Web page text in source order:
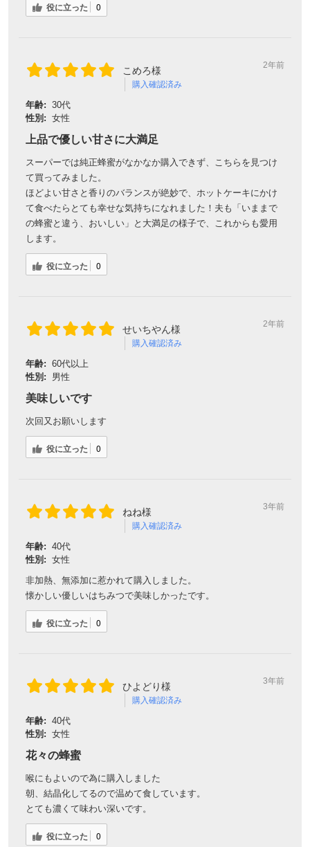
役に立った 0
こめろ様
購入確認済み
2年前
年齢: 30代
性別: 女性
上品で優しい甘さに大満足
スーパーでは純正蜂蜜がなかなか購入できず、こちらを見つけ
て買ってみました。
ほどよい甘さと香りのバランスが絶妙で、ホットケーキにかけ
て食べたらとても幸せな気持ちになれました！夫も「いままで
の蜂蜜と違う、おいしい」と大満足の様子で、これからも愛用
します。
役に立った 0
せいちやん様
購入確認済み
2年前
年齢: 60代以上
性別:
男性
美味しいです
次回又お願いします
役に立った 0
ねね様
購入確認済み
3年前
年齢: 40代
性別: 女性
非加熱、無添加に惹かれて購入しました。
懐かしい優しいはちみつで美味しかったです。
役に立った 0
ひよどり様
購入確認済み
3年前
年齢: 40代
性別: 女性
花々の蜂蜜
喉にもよいので為に購入しました
朝、結晶化してるので温めて食しています。
とても濃くて味わい深いです。
役に立った 0